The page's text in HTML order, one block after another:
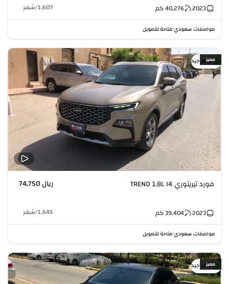
2023
40,276كم 1,607
/شهر
مواصفات سعودي•متاحة للتمويل
سعر جيدمميز
فورد تيريتوري TREND 1.8L I4 ريال 74,750
2023
39,404كم 1,645
/شهر
مواصفات سعودي•متاحة للتمويل
سعر جيدمميز